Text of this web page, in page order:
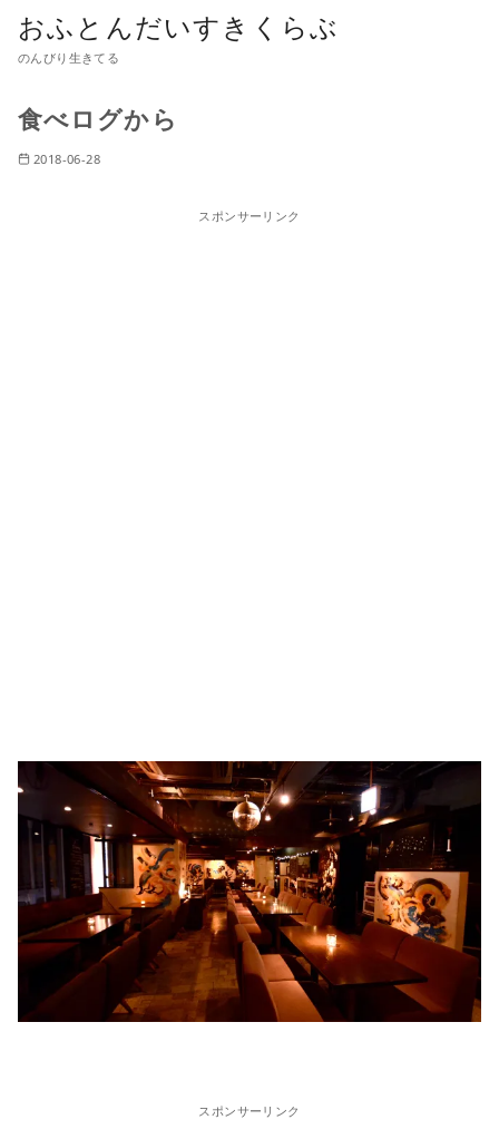
おふとんだいすきくらぶ
のんびり生きてる
食べログから
2018-06-28
スポンサーリンク
スポンサーリンク